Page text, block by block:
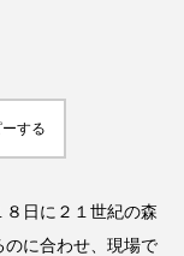
する
日に２１世紀の森
に合わせ、現場で